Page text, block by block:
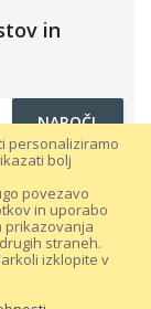
personaliziramo
bolj
povezavo
in uporabo
prikazovanja
straneh.
izklopite v
in
NAROČI
pogoji poslovanja